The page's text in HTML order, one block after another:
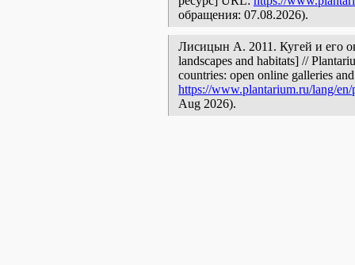
обращения: 07.08.2026).
Лисицын А. 2011. Кугей и его
landscapes and habitats] //
countries: open online galleries
https://www.plantarium.ru/lang/
Aug 2026).